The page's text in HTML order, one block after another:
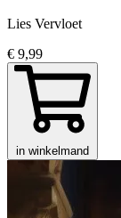
Lies Vervloet
€ 9,99
in winkelmand